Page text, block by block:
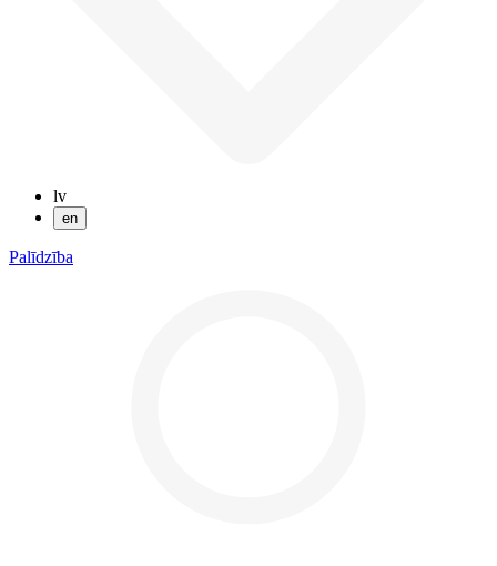
lv
en
Palīdzība